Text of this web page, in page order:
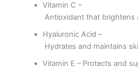
Vitamin C –
Antioxidant that brightens
Hyaluronic Acid –
Hydrates and maintains
Vitamin E – Protects and